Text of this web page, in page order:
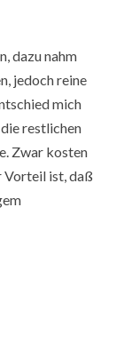
dazu nahm
jedoch reine
mich
restlichen
Zwar kosten
Vorteil ist, daß